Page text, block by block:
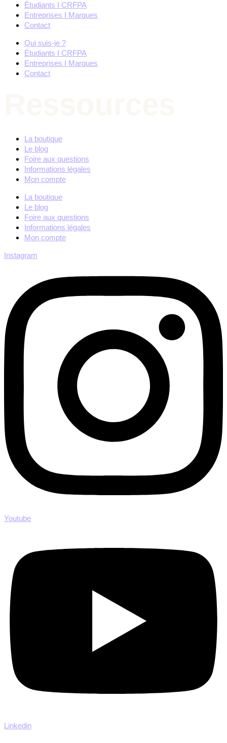
Étudiants I CRFPA
Entreprises I Marques
Contact
Qui suis-je ?
Étudiants I CRFPA
Entreprises I Marques
Contact
La boutique
Le blog
Foire aux questions
Informations légales
Mon compte
La boutique
Le blog
Foire aux questions
Informations légales
Mon compte
Instagram
Youtube
Linkedin